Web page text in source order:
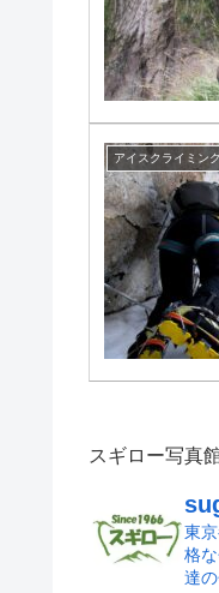
アイスクライミン
スギロー写真
東
格
達